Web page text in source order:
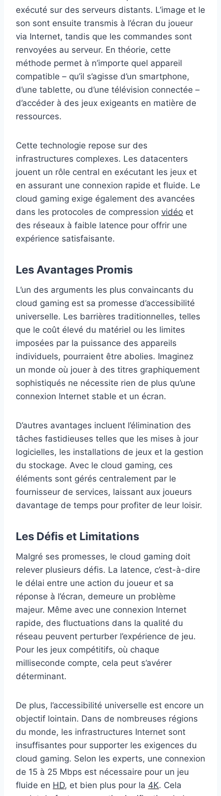
exécuté sur des serveurs distants. L’image et le
son sont ensuite transmis à l’écran du joueur
via Internet, tandis que les commandes sont
renvoyées au serveur. En théorie, cette
méthode permet à n’importe quel appareil
compatible – qu’il s’agisse d’un smartphone,
d’une tablette, ou d’une télévision connectée –
d’accéder à des jeux exigeants en matière de
ressources.
Cette technologie repose sur des
infrastructures complexes. Les datacenters
jouent un rôle central en exécutant les jeux et
en assurant une connexion rapide et fluide. Le
cloud gaming exige également des avancées
dans les protocoles de compression vidéo et
des réseaux à faible latence pour offrir une
expérience satisfaisante.
Les Avantages Promis
L’un des arguments les plus convaincants du
cloud gaming est sa promesse d’accessibilité
universelle. Les barrières traditionnelles, telles
que le coût élevé du matériel ou les limites
imposées par la puissance des appareils
individuels, pourraient être abolies. Imaginez
un monde où jouer à des titres graphiquement
sophistiqués ne nécessite rien de plus qu’une
connexion Internet stable et un écran.
D’autres avantages incluent l’élimination des
tâches fastidieuses telles que les mises à jour
logicielles, les installations de jeux et la gestion
du stockage. Avec le cloud gaming, ces
éléments sont gérés centralement par le
fournisseur de services, laissant aux joueurs
davantage de temps pour profiter de leur loisir.
Les Défis et Limitations
Malgré ses promesses, le cloud gaming doit
relever plusieurs défis. La latence, c’est-à-dire
le délai entre une action du joueur et sa
réponse à l’écran, demeure un problème
majeur. Même avec une connexion Internet
rapide, des fluctuations dans la qualité du
réseau peuvent perturber l’expérience de jeu.
Pour les jeux compétitifs, où chaque
milliseconde compte, cela peut s’avérer
déterminant.
De plus, l’accessibilité universelle est encore un
objectif lointain. Dans de nombreuses régions
du monde, les infrastructures Internet sont
insuffisantes pour supporter les exigences du
cloud gaming. Selon les experts, une connexion
de 15 à 25 Mbps est nécessaire pour un jeu
fluide en HD, et bien plus pour la 4K. Cela